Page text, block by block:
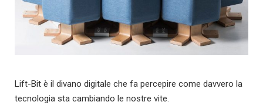
Lift-Bit è il divano digitale che fa percepire come davvero la
tecnologia sta cambiando le nostre vite.